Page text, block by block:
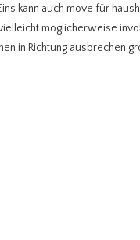
kann auch move für
möglicherweise
in Richtung ausbrechen